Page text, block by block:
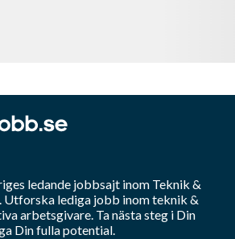
ledande jobbsajt inom Teknik &
Utforska lediga jobb inomteknik &
arbetsgivare. Ta nästa steg i Din
Din fulla potential.